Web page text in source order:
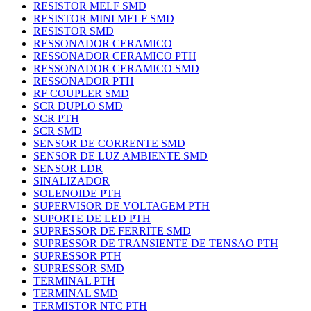
RESISTOR MELF SMD
RESISTOR MINI MELF SMD
RESISTOR SMD
RESSONADOR CERAMICO
RESSONADOR CERAMICO PTH
RESSONADOR CERAMICO SMD
RESSONADOR PTH
RF COUPLER SMD
SCR DUPLO SMD
SCR PTH
SCR SMD
SENSOR DE CORRENTE SMD
SENSOR DE LUZ AMBIENTE SMD
SENSOR LDR
SINALIZADOR
SOLENOIDE PTH
SUPERVISOR DE VOLTAGEM PTH
SUPORTE DE LED PTH
SUPRESSOR DE FERRITE SMD
SUPRESSOR DE TRANSIENTE DE TENSAO PTH
SUPRESSOR PTH
SUPRESSOR SMD
TERMINAL PTH
TERMINAL SMD
TERMISTOR NTC PTH